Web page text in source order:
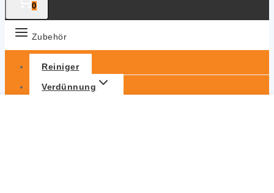
0
Zubehör
Reiniger
Verdünnung